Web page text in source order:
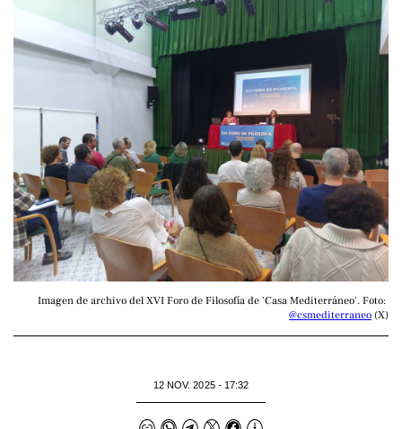
@csmediterraneo (X)
12 NOV. 2025 - 17:32